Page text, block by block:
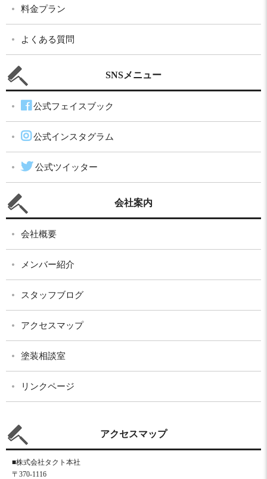
料金プラン
よくある質問
SNSメニュー
公式フェイスブック
公式インスタグラム
公式ツイッター
会社案内
会社概要
メンバー紹介
スタッフブログ
アクセスマップ
塗装相談室
リンクページ
アクセスマップ
■株式会社タクト本社
〒370-1116